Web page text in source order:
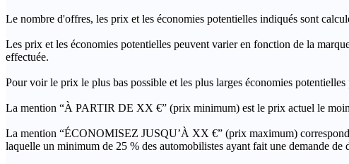
Le nombre d'offres, les prix et les économies potentielles indiqués sont
Les prix et les économies potentielles peuvent varier en fonction de la
effectuée.
Pour voir le prix le plus bas possible et les plus larges économies
La mention “À PARTIR DE XX €” (prix minimum) est le prix actuel le
La mention “ÉCONOMISEZ JUSQU’À XX €” (prix maximum) correspond
laquelle un minimum de 25 % des automobilistes ayant fait une demande